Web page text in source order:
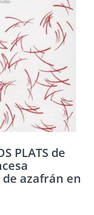
PLATS de
azafrán en